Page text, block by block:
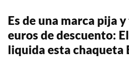
Es de una marca pija
euros de descuento:
liquida esta chaqueta